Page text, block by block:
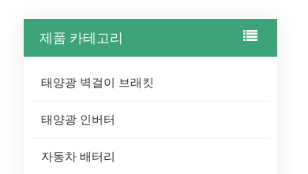
제품 카테고리
태양광 벽걸이 브래킷
태양광 인버터
자동차 배터리